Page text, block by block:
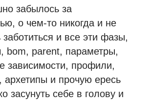
забылось за
о чем-то никогда и не
и все эти фазы,
bom, parent, параметры,
зависимости, профили,
архетипы и прочую ересь
засунуть себе в голову и